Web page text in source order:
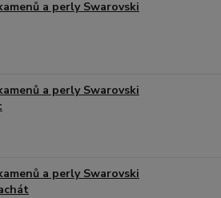
a perly Swarovski
a perly Swarovski
a perly Swarovski